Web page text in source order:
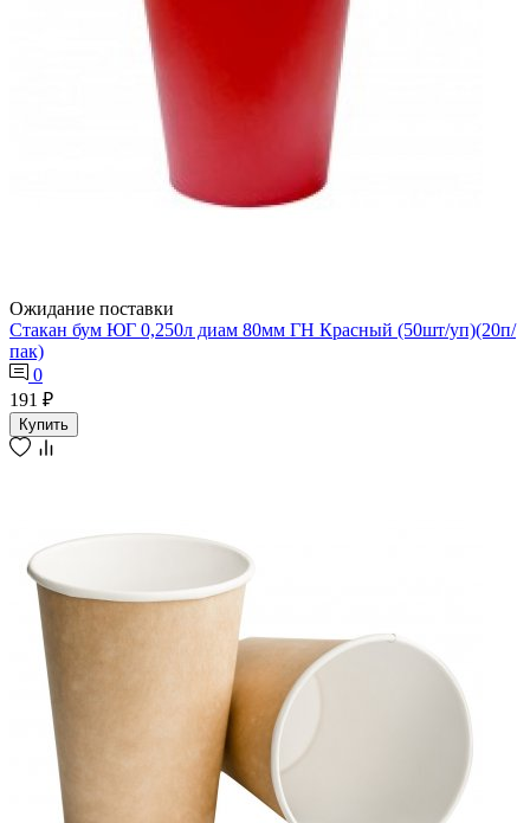
Ожидание поставки
Стакан бум ЮГ 0,250л диам 80мм ГН Красный (50шт/уп)(20п/
пак)
0
191 ₽
Купить